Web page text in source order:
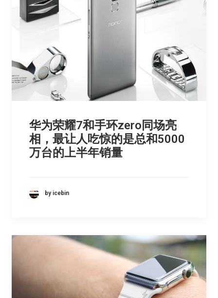
华为荣耀7和手环zero同场亮
相，最让人吃惊的是总和5000
万台的上半年销量
by icebin